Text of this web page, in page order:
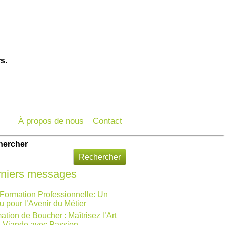
À propos de nous Contact
Rechercher
messages
Professionnelle: Un
pour l’Avenir du Métier
de Boucher : Maîtrisez l’Art